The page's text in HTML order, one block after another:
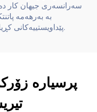
سەرانسەری جیهان کار
بە بەرهەمە
پێداویستییەکانی کڕیارە نێودەوڵەتییەکانمان دیاری دەکەین.
پرسیارە